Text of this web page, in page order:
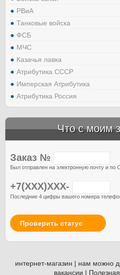
РВиА
Танковые войска
ФСБ
МЧС
Казачья лавка
Атрибутика СССР
Имперская Атрибутика
Атрибутика Россия
Что с моим
Заказ №
Был отправлен на электронную почту и по
+7(XXX)XXX-
Последние 4 цифры вашего номера
Проверить статус
интернет-магазин | нам можно
вакансии |